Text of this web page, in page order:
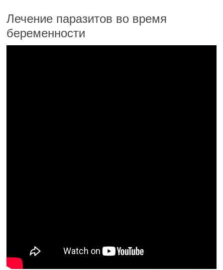
Лечение паразитов во время
беременности